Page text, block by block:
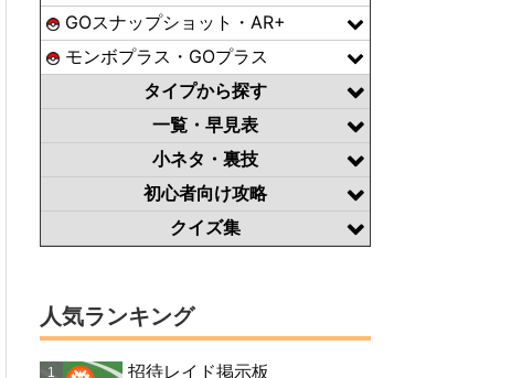
GOスナップショット・AR+
モンボプラス・GOプラス
タイプから探す
一覧・早見表
小ネタ・裏技
初心者向け攻略
クイズ集
人気ランキング
招待レイド掲示板